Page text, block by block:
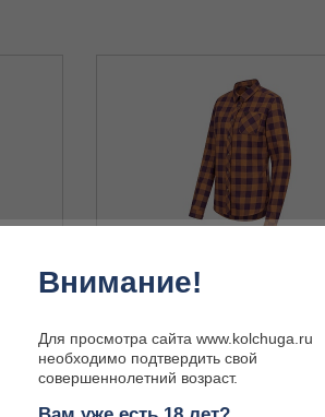
Блузка Blaser 121061-087-619 34
Внимание!
Для просмотра сайта www.kolchuga.ru
необходимо подтвердить свой
совершеннолетний возраст.